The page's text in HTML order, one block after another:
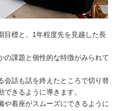
目標と、1年程度先を見越した長
の課題と個性的な特徴がみられて
会話も話を終えたところで切り替
きるように導きます。
や着座がスムーズにできるように